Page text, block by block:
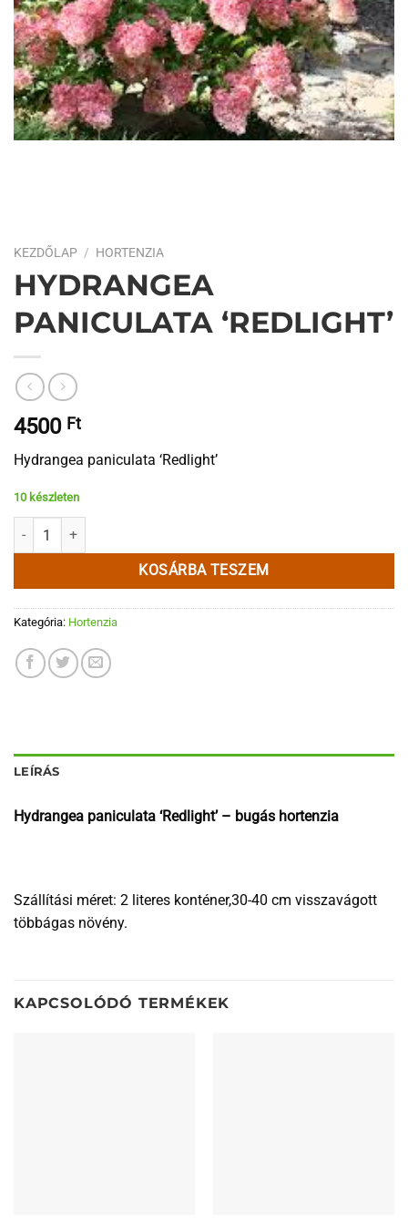
KEZDŐLAP / HORTENZIA
HYDRANGEA
PANICULATA ‘REDLIGHT’
4500 Ft
Hydrangea paniculata ‘Redlight’
10 készleten
Hydrangea paniculata 'Redlight' mennyiség
KOSÁRBA TESZEM
Kategória: Hortenzia
LEÍRÁS
Hydrangea paniculata ‘Redlight’ – bugás hortenzia
Szállítási méret: 2 literes konténer,30-40 cm visszavágott
többágas növény.
KAPCSOLÓDÓ TERMÉKEK